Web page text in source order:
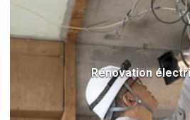
Rénovation